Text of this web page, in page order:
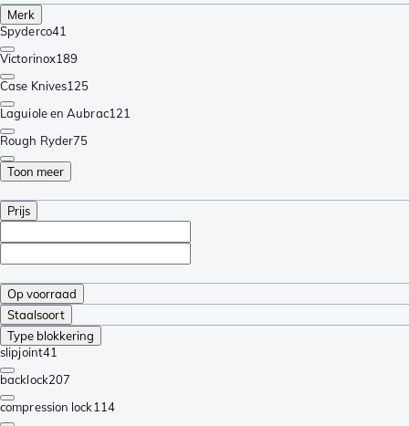
Merk
Spyderco41
Victorinox189
Case Knives125
Laguiole en Aubrac121
Rough Ryder75
Toon meer
Prijs
Op voorraad
Staalsoort
Type blokkering
slipjoint41
backlock207
compression lock114